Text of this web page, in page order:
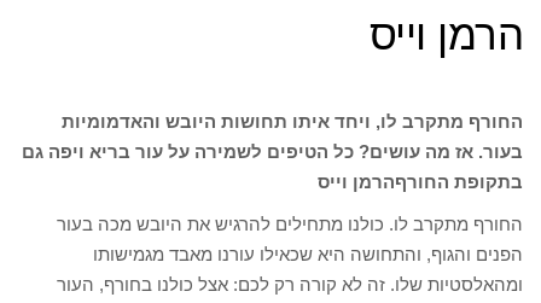
הרמן וייס
החורף מתקרב לו, ויחד איתו תחושות היובש והאדמומיות
בעור. אז מה עושים? כל הטיפים לשמירה על עור בריא ויפה גם
בתקופת החורףהרמן וייס
החורף מתקרב לו. כולנו מתחילים להרגיש את היובש מכה בעור
הפנים והגוף, והתחושה היא שכאילו עורנו מאבד מגמישותו
ומהאלסטיות שלו. זה לא קורה רק לכם: אצל כולנו בחורף, העור